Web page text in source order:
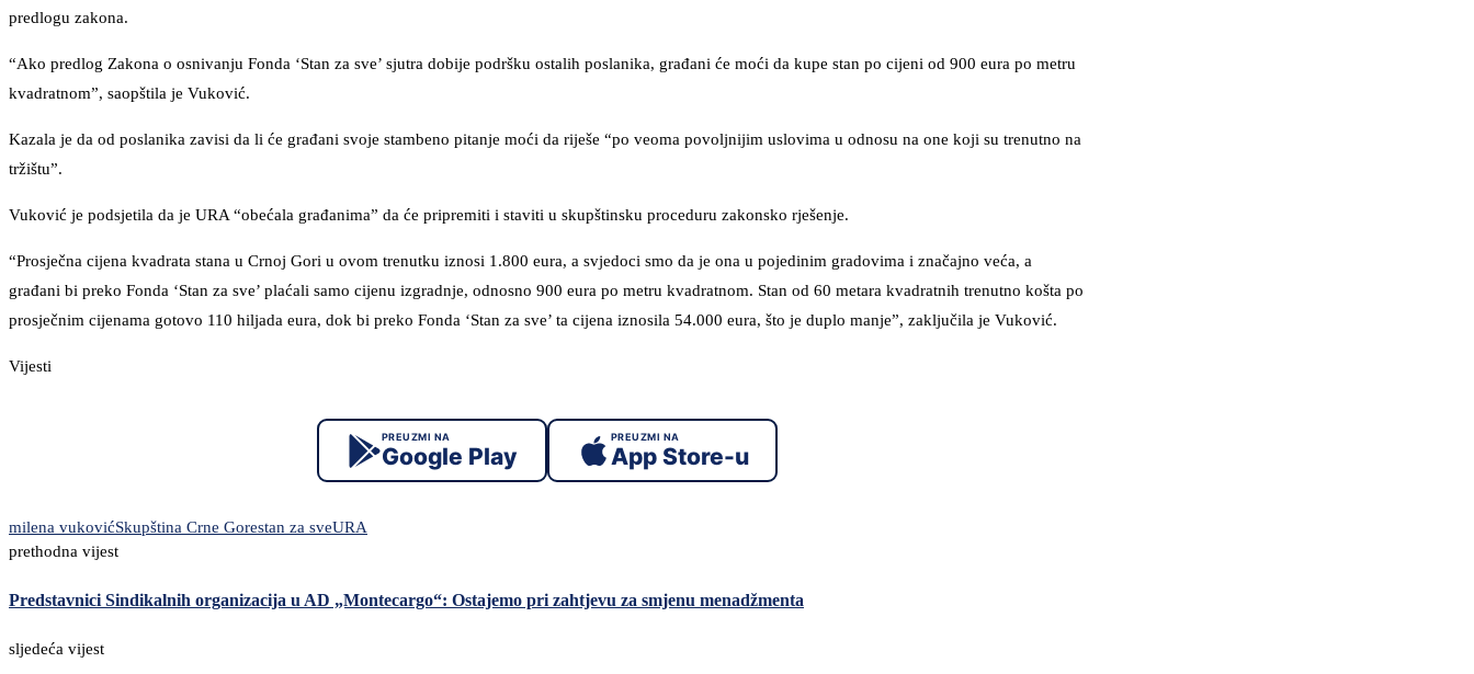
predlogu zakona.
“Ako predlog Zakona o osnivanju Fonda ‘Stan za sve’ sjutra dobije podršku ostalih poslanika, građani će moći da kupe stan po cijeni od 900 eura po metru
kvadratnom”, saopštila je Vuković.
Kazala je da od poslanika zavisi da li će građani svoje stambeno pitanje moći da riješe “po veoma povoljnijim uslovima u odnosu na one koji su trenutno na
tržištu”.
Vuković je podsjetila da je URA “obećala građanima” da će pripremiti i staviti u skupštinsku proceduru zakonsko rješenje.
“Prosječna cijena kvadrata stana u Crnoj Gori u ovom trenutku iznosi 1.800 eura, a svjedoci smo da je ona u pojedinim gradovima i značajno veća, a
građani bi preko Fonda ‘Stan za sve’ plaćali samo cijenu izgradnje, odnosno 900 eura po metru kvadratnom. Stan od 60 metara kvadratnih trenutno košta po
prosječnim cijenama gotovo 110 hiljada eura, dok bi preko Fonda ‘Stan za sve’ ta cijena iznosila 54.000 eura, što je duplo manje”, zaključila je Vuković.
Vijesti
PREUZMI NA
Google Play
PREUZMI NA
App Store-u
milena vukovićSkupština Crne Gorestan za sveURA
prethodna vijest
Predstavnici Sindikalnih organizacija u AD „Montecargo“: Ostajemo pri zahtjevu za smjenu menadžmenta
sljedeća vijest